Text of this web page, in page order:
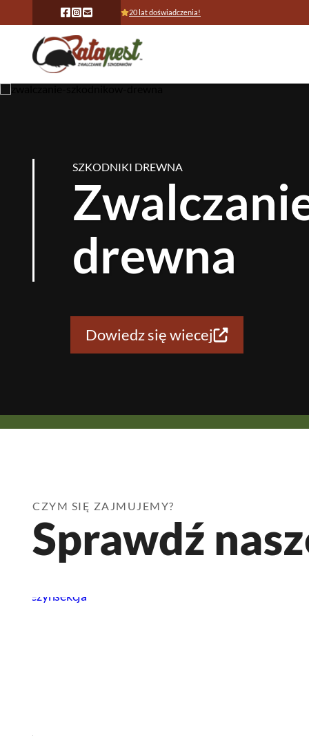
20 lat doświadczenia!
SZKODNIKI DREWNA
drewna
Dowiedz się wiecej
CZYM SIĘ ZAJMUJEMY?
Sprawdź